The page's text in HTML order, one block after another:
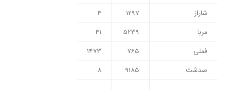
شاراز
1297
4
مربا
5239
41
فملی
765
1473
صدشت
9185
8